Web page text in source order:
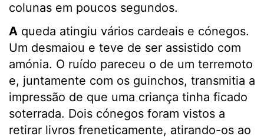
colunas em poucos segundos.
A queda atingiu vários cardeais e cónegos.
Um desmaiou e teve de ser assistido com
amónia. O ruído pareceu o de um terremoto
e, juntamente com os guinchos, transmitia a
impressão de que uma criança tinha ficado
soterrada. Dois cónegos foram vistos a
retirar livros freneticamente, atirando-os ao